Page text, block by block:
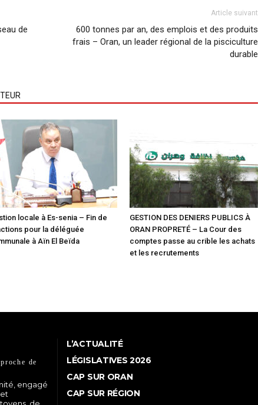
de
Article suivant
600 tonnes par an, des emplois et des produits
frais – Oran, un leader régional de la pisciculture
durable
locale à Es-senia – Fin de
pour la déléguée
à Aïn El Beïda
GESTION DES DENIERS PUBLICS À
ORAN PROPRETÉ – La Cour des
comptes passe au crible les achats
et les recrutements
de
engagé
L’ACTUALITÉ
LÉGISLATIVES 2026
CAP SUR ORAN
CAP SUR RÉGION